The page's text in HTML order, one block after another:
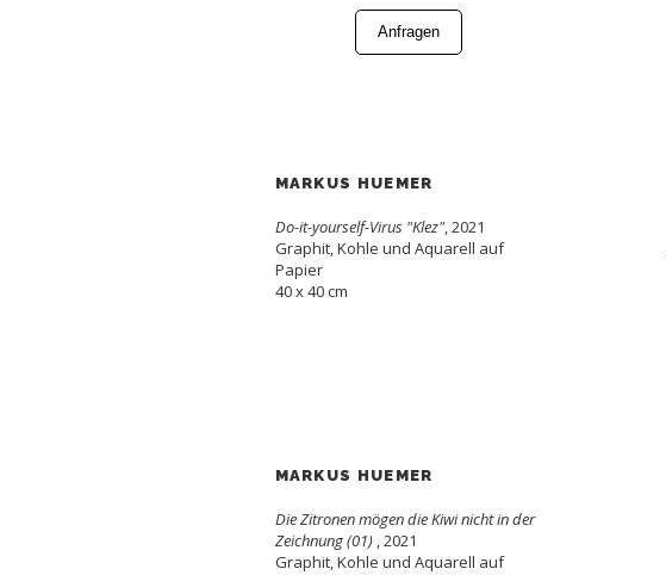
Anfragen
MARKUS HUEMER
Do-it-yourself-Virus "Klez", 2021
Graphit, Kohle und Aquarell auf
Papier
40 x 40 cm
MARKUS HUEMER
Die Zitronen mögen die Kiwi nicht in der
Zeichnung (01) , 2021
Graphit, Kohle und Aquarell auf